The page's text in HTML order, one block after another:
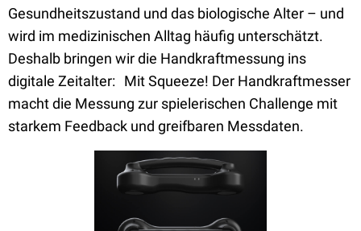
Gesundheitszustand und das biologische Alter – und
wird im medizinischen Alltag häufig unterschätzt.
Deshalb bringen wir die Handkraftmessung ins
digitale Zeitalter: Mit Squeeze! Der Handkraftmesser
macht die Messung zur spielerischen Challenge mit
starkem Feedback und greifbaren Messdaten.